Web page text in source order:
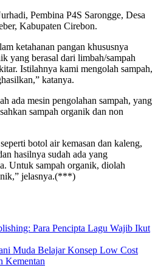
Pembina P4S Sarongge, Desa
Kabupaten Cirebon.
ketahanan pangan khususnya
yang berasal dari limbah/sampah
Istilahnya kami mengolah sampah,
katanya.
ada mesin pengolahan sampah, yang
sampah organik dan non
botol air kemasan dan kaleng,
hasilnya sudah ada yang
Untuk sampah organik, diolah
jelasnya.(***)
Para Pencipta Lagu Wajib Ikut
Muda Belajar Konsep Low Cost
Kementan